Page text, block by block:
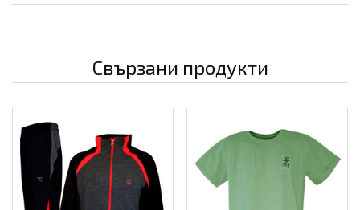
Свързани продукти